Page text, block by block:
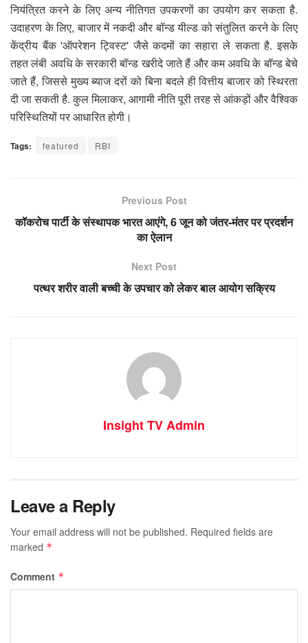
नियंत्रित करने के लिए अन्य नीतिगत उपकरणों का उपयोग कर सकता है.
उदाहरण के लिए, बाजार में नकदी और बॉन्ड यील्ड को संतुलित करने के लिए
केंद्रीय बैंक 'ऑपरेशन ट्विस्ट' जैसे कदमों का सहारा ले सकता है. इसके
तहत लंबी अवधि के सरकारी बॉन्ड खरीदे जाते हैं और कम अवधि के बॉन्ड बेचे
जाते हैं, जिससे मुख्य ब्याज दरों को बिना बदले ही वित्तीय बाजार को स्थिरता
दी जा सकती है. कुल मिलाकर, आगामी नीति पूरी तरह से आंकड़ों और वैश्विक
परिस्थितियों पर आधारित होगी।
Tags: featured RBI
Previous Post
कॉकरोच पार्टी के संस्थापक भारत आएंगे, 6 जून को जंतर-मंतर पर प्रदर्शन
का ऐलान
Next Post
पत्थर शरीर वाली बच्ची के उपचार को लेकर बाल आयोग सक्रिय
Insight TV Admin
Leave a Reply
Your email address will not be published. Required fields are
marked *
Comment *